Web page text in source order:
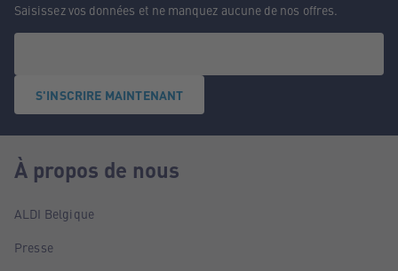
Saisissez vos données et ne manquez aucune de nos offres.
S'INSCRIRE MAINTENANT
À propos de nous
ALDI Belgique
Presse